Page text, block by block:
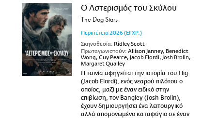
Ο Αστερισμός του Σκύλου
The Dog Stars
Περιπέτεια 2026 (ΕΓΧΡ.)
Σκηνοθεσία: Ridley Scott
Πρωταγωνιστούν: Allison Janney, Benedict
Wong, Guy Pearce, Jacob Elordi, Josh Brolin,
Margaret Qualley
Η ταινία αφηγείται την ιστορία του Hig
(Jacob Elordi), ενός νεαρού πιλότου ο
οποίος, μαζί με έναν ειδικό στην
επιβίωση, τον Bangley (Josh Brolin),
έχουν δημιουργήσει ένα λειτουργικό
αλλά απομονωμένο καταφύγιο σε έναν